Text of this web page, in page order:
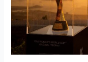
empresas
ligadas
organização
da